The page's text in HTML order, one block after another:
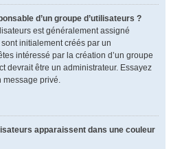
d’un groupe d’utilisateurs ?
est généralement assigné
initialement créés par un
intéressé par la création d’un groupe
devrait être un administrateur. Essayez
message privé.
apparaissent dans une couleur